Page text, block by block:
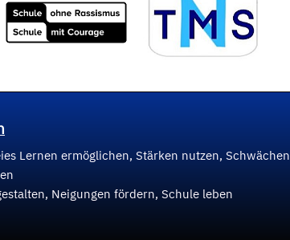
Lernen ermöglichen, Stärken nutzen, Schwächen
Neigungen fördern, Schule leben